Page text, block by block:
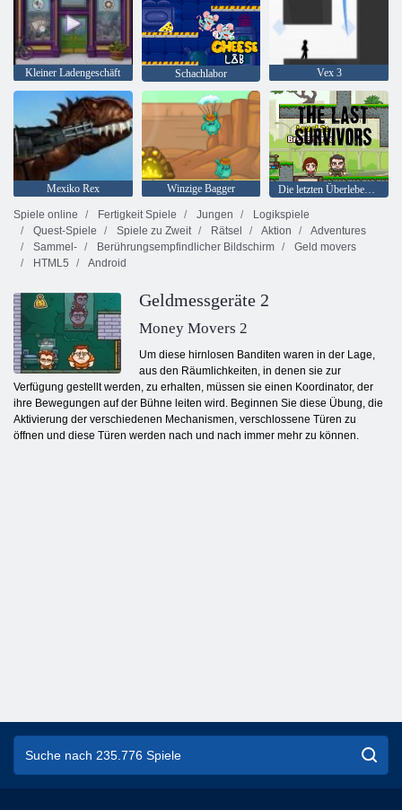
Kleiner Ladengeschäft Schachlabor Vex 3
Mexiko Rex Winzige Bagger
Die letzten Überlebenden
Spiele online
Fertigkeit Spiele Jungen
Logikspiele
Quest-Spiele
Spiele zu Zweit Rätsel Aktion
Adventures
Sammel-
Berührungsempfindlicher Bildschirm
Geld movers
HTML5
Android
Geldmessgeräte 2
Money Movers 2
Um diese hirnlosen Banditen waren in der Lage,
aus den Räumlichkeiten, in denen sie zur
Verfügung gestellt werden, zu erhalten, müssen sie einen Koordinator, der
ihre Bewegungen auf der Bühne leiten wird. Beginnen Sie diese Übung, die
Aktivierung der verschiedenen Mechanismen, verschlossene Türen zu
öffnen und diese Türen werden nach und nach immer mehr zu können.